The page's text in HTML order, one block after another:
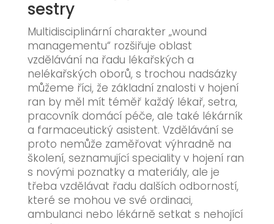
sestry
Multidisciplinární charakter „wound
managementu“ rozšiřuje oblast
vzdělávání na řadu lékařských a
nelékařských oborů, s trochou nadsázky
můžeme říci, že základní znalosti v hojení
ran by měl mít téměř každý lékař, setra,
pracovník domácí péče, ale také lékárník
a farmaceutický asistent. Vzdělávání se
proto nemůže zaměřovat výhradně na
školení, seznamující speciality v hojení ran
s novými poznatky a materiály, ale je
třeba vzdělávat řadu dalších odborností,
které se mohou ve své ordinaci,
ambulanci nebo lékárně setkat s nehojící